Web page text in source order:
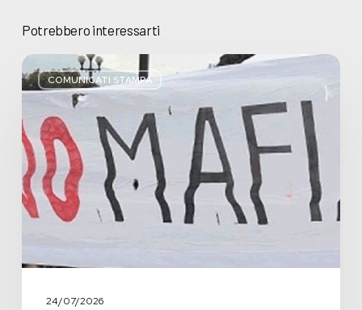
Potrebbero interessarti
COMUNICATI STAMPA
Basta
bugie,
Regione
Lombardia
pratica
l’antimafia
solo
a
parole
24/07/2026